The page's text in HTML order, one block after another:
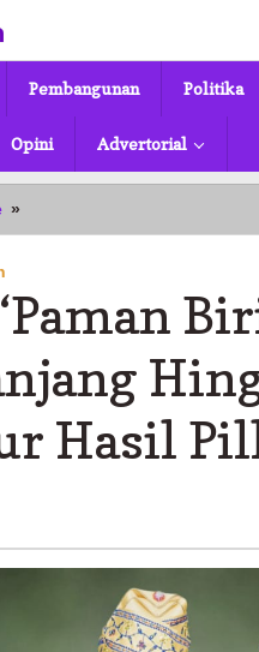
Pembangunan Politika
Opini Advertorial
»
'Paman
Muhidin'
Diperpanjang
Hingga
Dilantiknya
Gubernur
Hasil
PilkadaHasil